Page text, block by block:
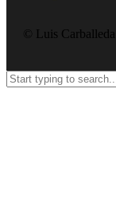
© Luis